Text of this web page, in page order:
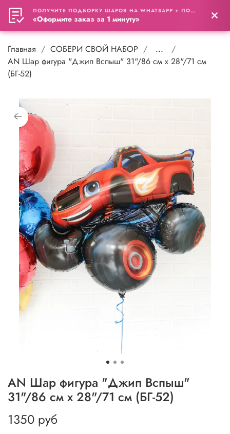
0
Главная СОБЕРИ СВОЙ НАБОР
...
AN Шар фигура "Джип Вспыш" 31"/86 см х 28"/71 см
(БГ-52)
AN Шар фигура "Джип Вспыш"
31"/86 см х 28"/71 см (БГ-52)
1350 руб
ПОЛУЧИТЕ ПОДБОРКУ ШАРОВ НА WHATSAPP + ПОДАРОК
«Оформите заказ за 1 минуту»